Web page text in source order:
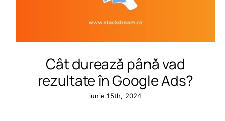
Cât durează până vad
rezultate în Google Ads?
iunie 15th, 2024